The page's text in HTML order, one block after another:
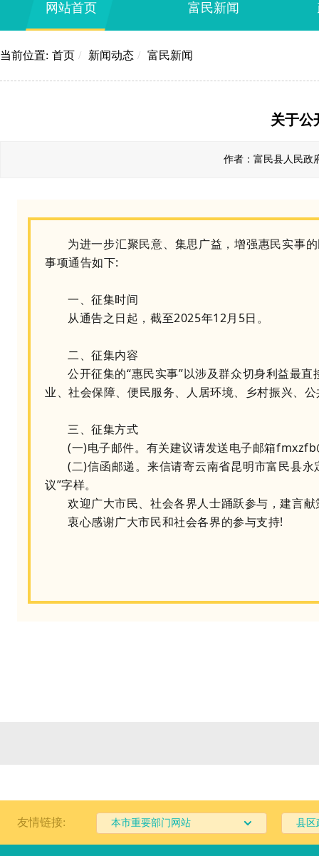
网站首页 富民新闻
当前位置: 首页 / 新闻动态 / 富民新闻
关于公
作者：富民县人民
为进一步汇聚民意、集思广益，增强惠民实事
事项通告如下:
一、征集时间
从通告之日起，截至2025年12月5日。
二、征集内容
公开征集的“惠民实事”以涉及群众切身利益最
业、社会保障、便民服务、人居环境、乡村振兴、
三、征集方式
(一)电子邮件。有关建议请发送电子邮箱
(二)信函邮递。来信请寄云南省昆明市富民县
议”字样。
欢迎广大市民、社会各界人士踊跃参与，建言
衷心感谢广大市民和社会各界的参与支持!
友情链接: 本市重要部门网站 县区